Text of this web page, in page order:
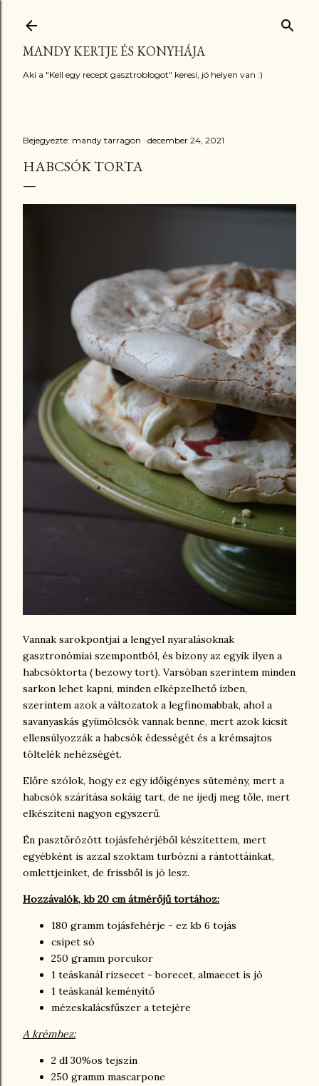
MANDY KERTJE ÉS KONYHÁJA
Aki a "Kell egy recept gasztroblogot" keresi, jó helyen van :)
Bejegyezte: mandy tarragon december 24, 2021
HABCSÓK TORTA
Vannak sarokpontjai a lengyel nyaralásoknak
gasztronómiai szempontból, és bizony az egyik ilyen a
habcsóktorta ( bezowy tort). Varsóban szerintem minden
sarkon lehet kapni, minden elképzelhető ízben,
szerintem azok a változatok a legfinomabbak, ahol a
savanyaskás gyümölcsök vannak benne, mert azok kicsit
ellensúlyozzák a habcsók édességét és a krémsajtos
töltelék nehézségét.
Előre szólok, hogy ez egy időigényes sütemény, mert a
habcsók szárítása sokáig tart, de ne ijedj meg tőle, mert
elkészíteni nagyon egyszerű.
Én pasztőrözött tojásfehérjéből készítettem, mert
egyébként is azzal szoktam turbózni a rántottáinkat,
omlettjeinket, de frissből is jó lesz.
Hozzávalók, kb 20 cm átmérőjű tortához:
180 gramm tojásfehérje - ez kb 6 tojás
csipet só
250 gramm porcukor
1 teáskanál rizsecet - borecet, almaecet is jó
1 teáskanál keményítő
mézeskalácsfűszer a tetejére
A krémhez:
2 dl 30%os tejszín
250 gramm mascarpone